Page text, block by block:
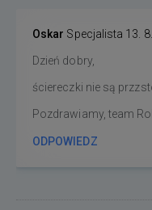
Oskar Specjalista 13.
Dzień dobry,
ściereczki nie są
Pozdrawiamy, team
ODPOWIEDZ